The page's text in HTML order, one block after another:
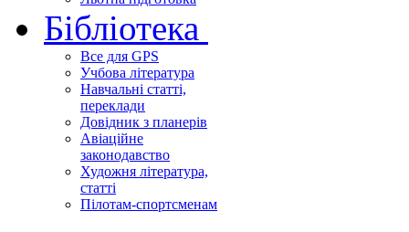
Бібліотека
Все для GPS
Учбова література
Навчальні статті,
переклади
Довідник з планерів
Авіаційне
законодавство
Художня література,
статті
Пілотам-спортсменам